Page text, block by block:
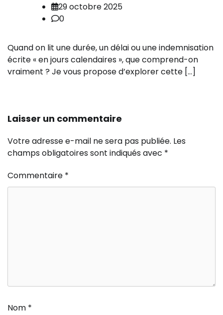
29 octobre 2025
0
Quand on lit une durée, un délai ou une indemnisation
écrite « en jours calendaires », que comprend-on
vraiment ? Je vous propose d’explorer cette […]
Laisser un commentaire
Votre adresse e-mail ne sera pas publiée. Les
champs obligatoires sont indiqués avec *
Commentaire *
Nom *